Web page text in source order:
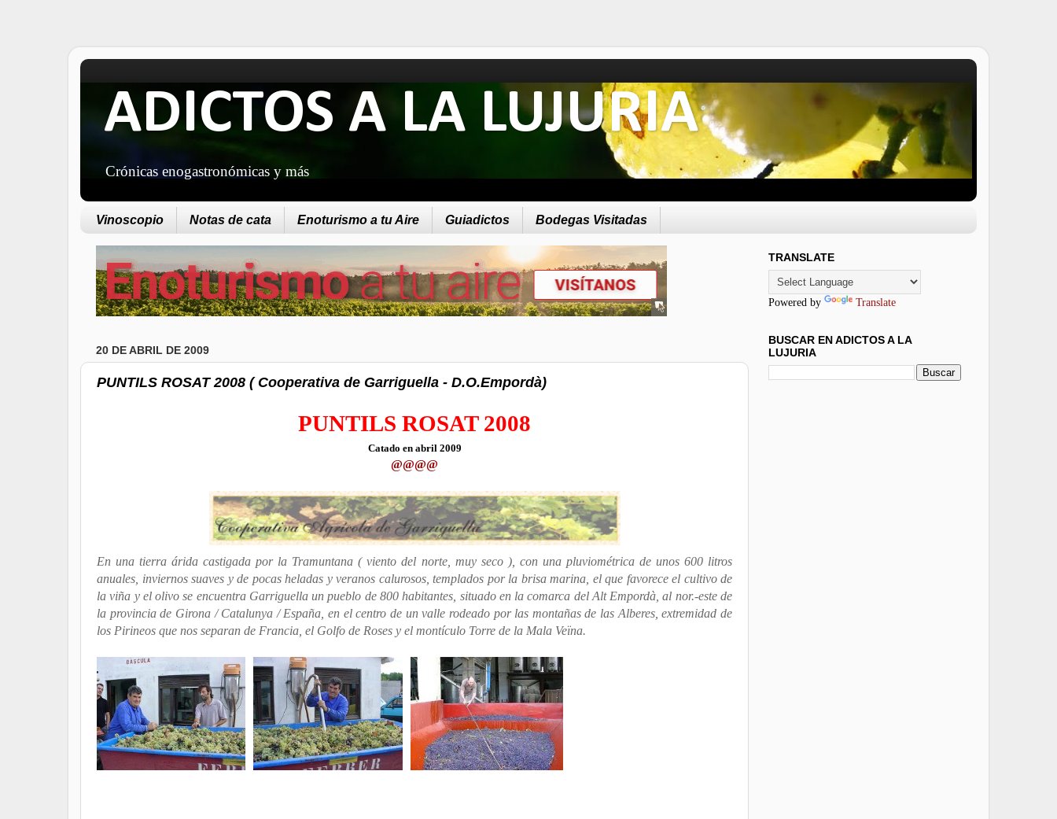
ADICTOS A LA LUJURIA
Crónicas enogastronómicas y más
Vinoscopio Notas de cata Enoturismo a tu Aire Guiadictos Bodegas Visitadas
20 DE ABRIL DE 2009
PUNTILS ROSAT 2008 ( Cooperativa de Garriguella - D.O.Empordà)
PUNTILS ROSAT 2008
Catado en abril 2009
@@@@
En una tierra árida castigada por la Tramuntana ( viento del norte, muy seco ), con una pluviométrica de unos 600 litros
anuales, inviernos suaves y de pocas heladas y veranos calurosos, templados por la brisa marina, el que favorece el cultivo de
la viña y el olivo se encuentra Garriguella un pueblo de 800 habitantes, situado en la comarca del Alt Empordà, al nor.-este de
la provincia de Girona / Catalunya / España, en el centro de un valle rodeado por las montañas de las Alberes, extremidad de
los Pirineos que nos separan de Francia, el Golfo de Roses y el montículo Torre de la Mala Veïna.
TRANSLATE
Powered by Translate
BUSCAR EN ADICTOS A LA
LUJURIA